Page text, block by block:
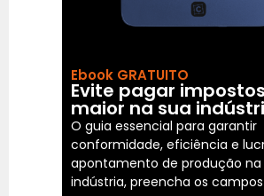
Ebook GRATUITO
Evite pagar
maior na sua
O guia essencial para garantir
conformidade, eficiência e
apontamento de produção na
indústria, preencha os